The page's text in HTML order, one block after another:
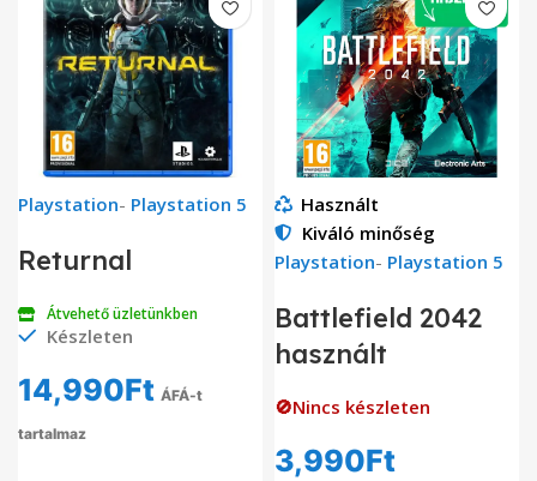
Playstation- Playstation 5
Returnal
Átvehető üzletünkben
Készleten
14,990Ft ÁFÁ-t
tartalmaz
Használt
Kiváló minőség
Playstation- Playstation 5
Battlefield 2042
használt
🚫Nincs készleten
3,990Ft